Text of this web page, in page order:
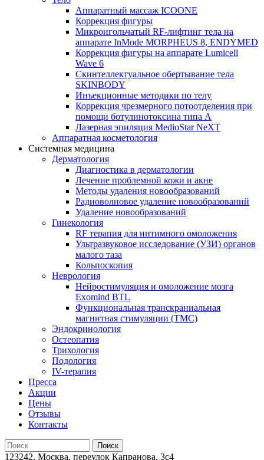
Аппаратный массаж ICOONE
Коррекция фигуры
Микроигольчатый RF-лифтинг тела на
аппарате InMode MORPHEUS 8, ENDYMED
Коррекция фигуры на аппарате Lumicell
Wave 6
Скинтеллектуальное обертывание тела
SKINBODY
Инъекционные методики по телу
Коррекция чрезмерного потоотделения при
помощи ботулинотоксина типа А
Лазерная эпиляция MedioStar NeXT
Аппаратная косметология
Системная медицина
Дерматология
Диагностика в дерматологии
Лечение проблемной кожи и акне
Методы удаления новообразований
Радиоволновое удаление новообразований
Удаление новообразований
Гинекология
RF терапия для интимного омоложения
Ультразвуковое исследование (УЗИ) органов
малого таза
Кольпоскопия
Неврология
Нейростимуляция и омоложение мозга
Exomind BTL
Функциональная транскраниальная
магнитная стимуляции (ТМС)
Эндокринология
Остеопатия
Трихология
Подология
IV-терапия
Пресса
Акции
Цены
Отзывы
Контакты
123242, Москва, переулок Капранова, 3с4